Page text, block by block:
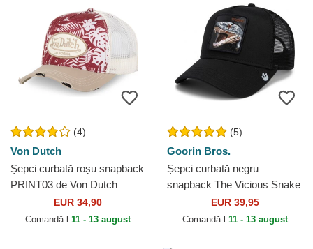
(4)
Von Dutch
Șepci curbată roșu snapback
PRINT03 de Von Dutch
EUR 34,90
Comandă-l 11 - 13 august
(5)
Goorin Bros.
Șepci curbată negru
snapback The Vicious Snake
Core Combo The Farm
Goorin Bros.
EUR 39,95
Comandă-l 11 - 13 august